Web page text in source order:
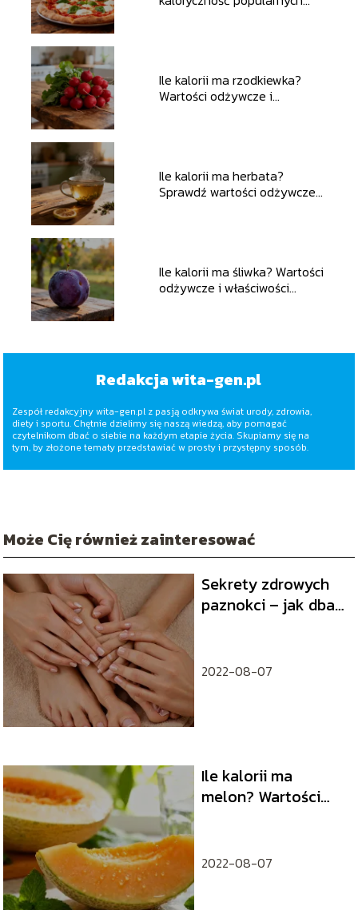
Ile kalorii ma rzodkiewka?
Wartości odżywcze i
Ile kalorii ma herbata?
Sprawdź wartości odżywcze
Ile kalorii ma śliwka? Wartości
odżywcze i właściwości
Redakcja wita-gen.pl
Zespół redakcyjny wita-gen.pl z pasją odkrywa świat urody, zdrowia,
diety i sportu. Chętnie dzielimy się naszą wiedzą, aby pomagać
czytelnikom dbać o siebie na każdym etapie życia. Skupiamy się na
tym, by złożone tematy przedstawiać w prosty i przystępny sposób.
Może Cię również zainteresować
Sekrety zdrowych
paznokci – jak dbać
2022-08-07
Ile kalorii ma
melon? Wartości
zdrowotne
2022-08-07